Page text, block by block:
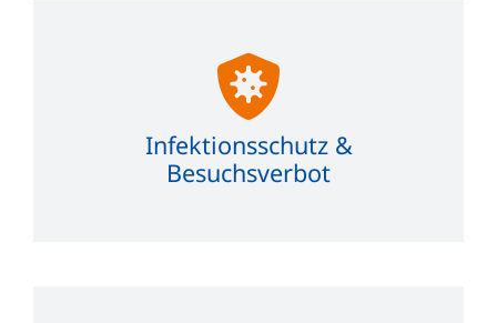
Infektionsschutz &
Besuchsverbot